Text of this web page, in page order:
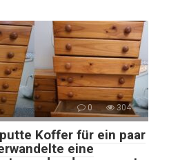
0 304
Koffer für ein paar
eine